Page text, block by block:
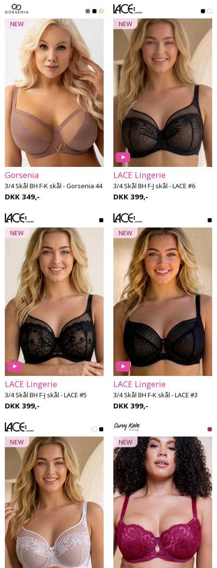
NEW
Gorsenia
3/4 Skål BH F-K skål - Gorsenia 44
DKK 349,-
NEW
LACE Lingerie
3/4 Skål BH F-J skål - LACE #6
DKK 399,-
NEW
LACE Lingerie
3/4 Skål BH F-J skål - LACE #5
DKK 399,-
NEW
LACE Lingerie
3/4 Skål BH F-K skål - LACE #3
DKK 399,-
NEW NEW